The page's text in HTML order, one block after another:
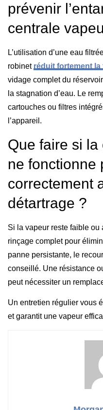
prévenir
centrale
L’utilisation d’une eau
robinet réduit fortement
vidage complet du
la stagnation d’eau. Le
cartouches ou filtres
l’appareil.
Que faire si
ne fonctionne
correctement
détartrage ?
Si la vapeur reste faible ou
rinçage complet pour
panne persistante, le
conseillé. Une résistance
peut nécessiter un
Un entretien régulier vous
et garantit une vapeur